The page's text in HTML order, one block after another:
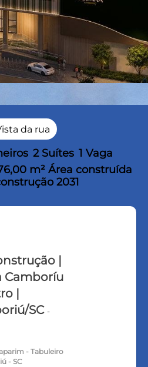
da rua
2 Suítes 1 Vaga
m² Área construída
2031
|
Camboríu
|
SC -
- Tabuleiro
- SC